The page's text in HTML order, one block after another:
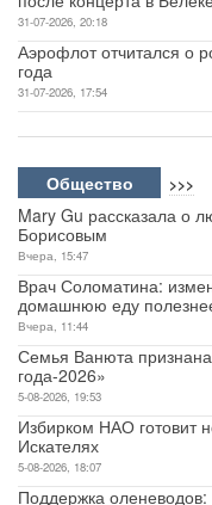
31-07-2026, 20:18
Аэрофлот отчитался о
года
31-07-2026, 17:54
Общество >>>
Mary Gu рассказала о
Борисовым
Вчера, 15:47
Врач Соломатина:
домашнюю еду
Вчера, 11:44
Семья Ванюта
года-2026»
5-08-2026, 19:53
Избирком НАО готовит
Искателях
5-08-2026, 18:07
Поддержка